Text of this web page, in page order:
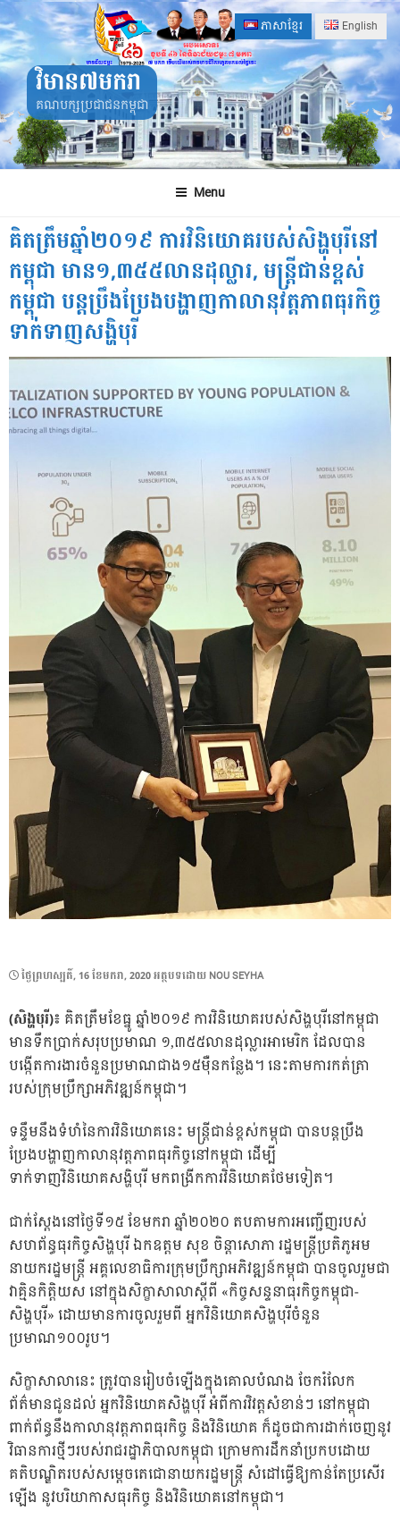
Skip
to
content
ភាសាខ្មែរ English
វិមាន៧មករា
គណបក្សប្រជាជនកម្ពុជា
Menu
គិតត្រឹមឆ្នាំ២០១៩ ការវិនិយោគរបស់សិង្ហបុរីនៅ
កម្ពុជា មាន១,៣៥៥លានដុល្លារ, មន្ត្រីជាន់ខ្ពស់
កម្ពុជា បន្តប្រឹងប្រែងបង្ហាញកាលានុវត្តភាពធុរកិច្ច
ទាក់ទាញសង្ហិបុរី
POSTED
ថ្ងៃ​ព្រហស្បតិ៍, 16 ខែ​មករា, 2020អត្ថបទដោយ NOU SEYHA
(សិង្ហបុរី)៖ គិតត្រឹមខែធ្នូ ឆ្នាំ២០១៩ ការវិនិយោគរបស់សិង្ហបុរីនៅកម្ពុជា
មានទឹកប្រាក់សរុបប្រមាណ ១,៣៥៥លានដុល្លារអាមេរិក ដែលបាន
បង្កើតការងារចំនួនប្រមាណជាង១៥ម៉ឺនកន្លែង។ នេះតាមការកត់ត្រា
របស់ក្រុមប្រឹក្សាអភិវឌ្ឍន៍កម្ពុជា។
ទន្ទឹមនឹងទំហំនៃការវិនិយោគនេះ មន្ត្រីជាន់ខ្ពស់កម្ពុជា បានបន្តប្រឹង
ប្រែងបង្ហាញកាលានុវត្តភាពធុរកិច្ចនៅកម្ពុជា ដើម្បី
ទាក់ទាញវិនិយោគសង្ហិបុរី មកពង្រីកការវិនិយោគថែមទៀត។
ជាក់ស្តែងនៅថ្ងៃទី១៥ ខែមករា ឆ្នាំ២០២០ តបតាមការអញ្ជើញរបស់
សហព័ន្ធធុរកិច្ចសិង្ហបុរី ឯកឧត្តម សុខ ចិន្តាសោភា រដ្ឋមន្ត្រីប្រតិភូអម
នាយករដ្ឋមន្ត្រី អគ្គលេខាធិការក្រុមប្រឹក្សាអភិវឌ្ឍន៍កម្ពុជា បានចូលរួមជា
វាគ្មិនកិត្តិយស នៅក្នុងសិក្ខាសាលាស្តីពី «កិច្ចសន្ទនាធុរកិច្ចកម្ពុជា-
សិង្ហបុរី» ដោយមានការចូលរួមពី អ្នកវិនិយោគសិង្ហបុរីចំនួន
ប្រមាណ១០០រូប។
សិក្ខាសាលានេះ ត្រូវបានរៀបចំឡើងក្នុងគោលបំណង ចែករំលែក
ព័ត៌មានជូនដល់ អ្នកវិនិយោគសិង្ហបុរី អំពីការវិវត្តសំខាន់ៗ នៅកម្ពុជា
ពាក់ព័ន្ធនឹងកាលានុវត្តភាពធុរកិច្ច និងវិនិយោគ ក៏ដូចជាការដាក់ចេញនូវ
វិធានការថ្មីៗរបស់រាជរដ្ឋាភិបាលកម្ពុជា ក្រោមការដឹកនាំប្រកបដោយ
គតិបណ្ឌិតរបស់សម្តេចតេជោនាយករដ្ឋមន្រ្តី សំដៅធ្វើឱ្យកាន់តែប្រសើរ
ឡើង នូវបរិយាកាសធុរកិច្ច និងវិនិយោគនៅកម្ពុជា។